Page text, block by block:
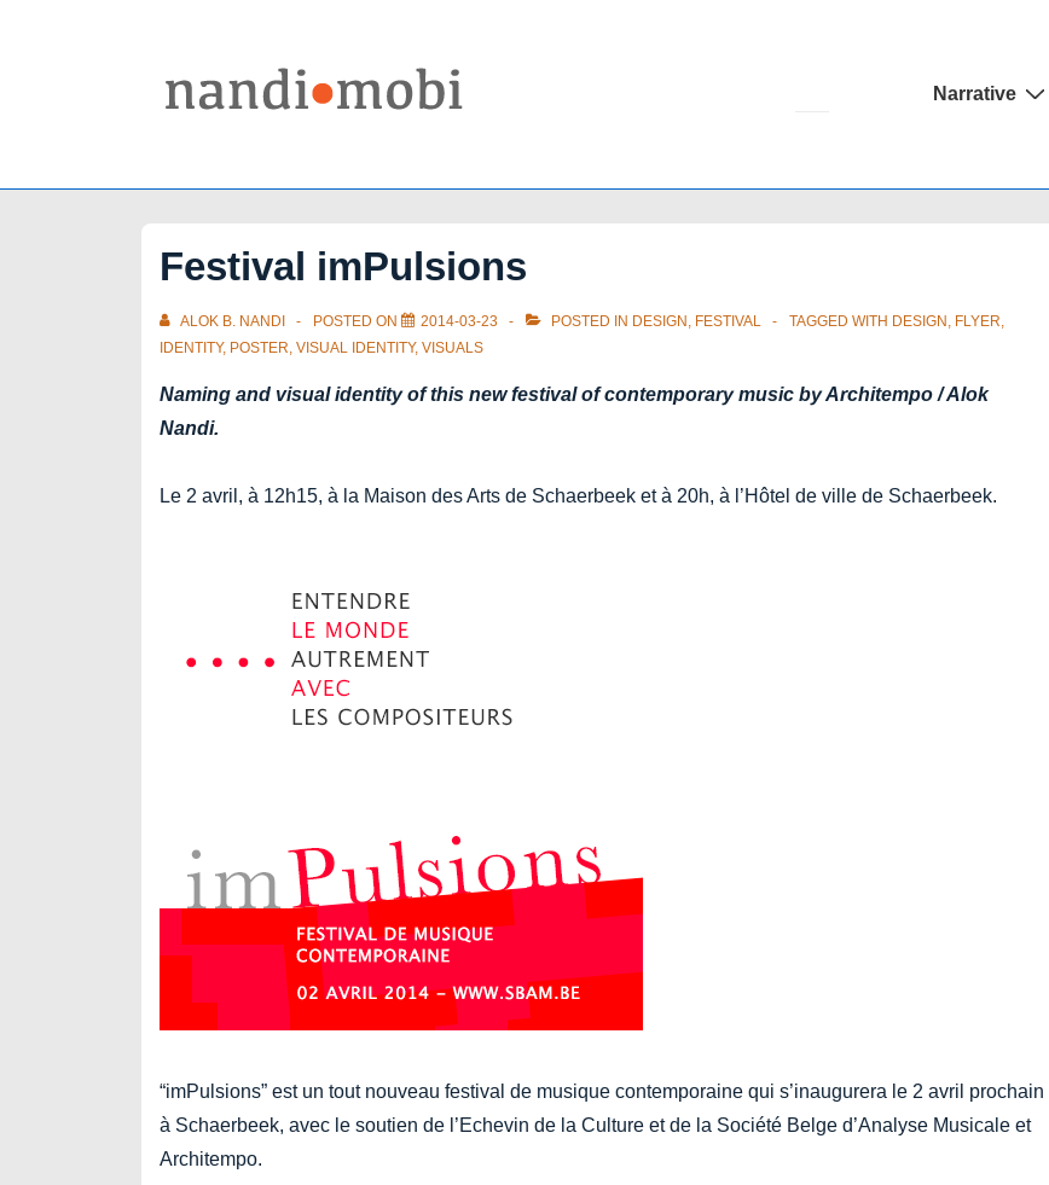
Main
Narrative
Festival imPulsions
ALOK B. NANDI POSTED ON 2014-03-23 POSTED IN DESIGN , FESTIVAL TAGGED WITH DESIGN , FLYER,
IDENTITY, POSTER, VISUAL IDENTITY, VISUALS
Naming and visual identity of this new festival of contemporary music by Architempo / Alok
Nandi.
Le 2 avril, à 12h15, à la Maison des Arts de Schaerbeek et à 20h, à l’Hôtel de ville de Schaerbeek.
“imPulsions” est un tout nouveau festival de musique contemporaine qui s’inaugurera le 2 avril prochain
à Schaerbeek, avec le soutien de l’Echevin de la Culture et de la Société Belge d’Analyse Musicale et
Architempo.